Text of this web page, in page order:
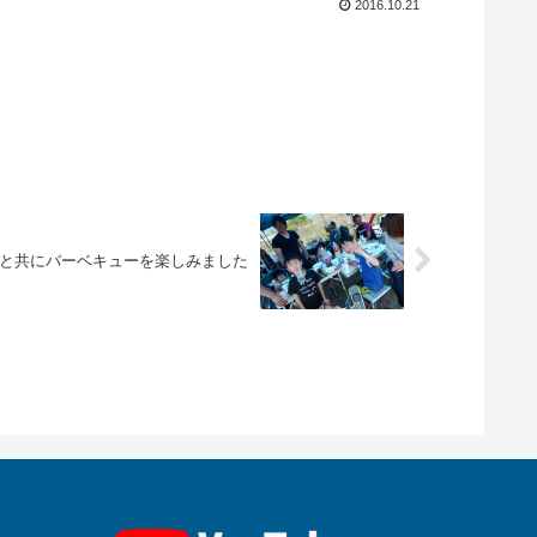
2016.10.21
共にバーベキューを楽しみました